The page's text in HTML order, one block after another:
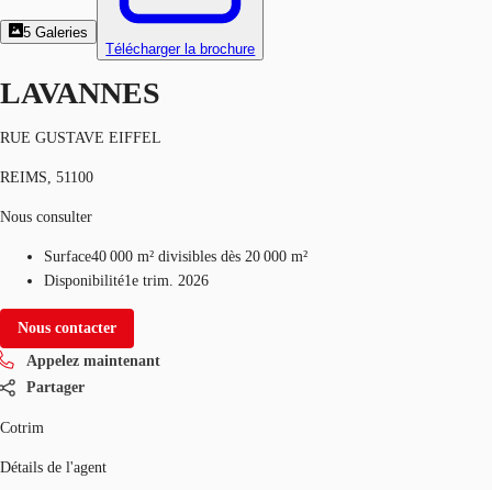
5 Galeries
Télécharger la brochure
LAVANNES
RUE GUSTAVE EIFFEL
REIMS, 51100
Nous consulter
Surface40 000 m² divisibles dès 20 000 m²
Disponibilité1e trim. 2026
Nous contacter
Appelez maintenant
Partager
Cotrim
Détails de l'agent